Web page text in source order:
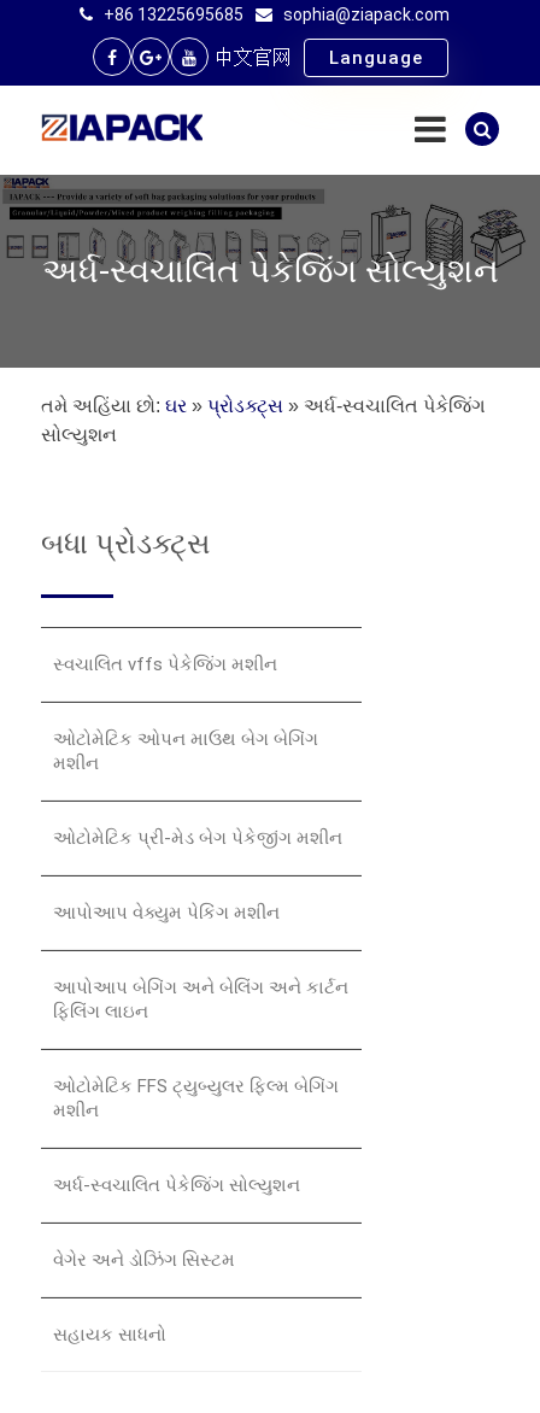
+86 13225695685 sophia@ziapack.com
中文官网 Language
અર્ધ-સ્વચાલિત પેકેજિંગ સોલ્યુશન
તમે અહિંયા છો: ઘર » પ્રોડક્ટ્સ » અર્ધ-સ્વચાલિત પેકેજિંગ
સોલ્યુશન
બધા પ્રોડક્ટ્સ
સ્વચાલિત vffs પેકેજિંગ મશીન
ઓટોમેટિક ઓપન માઉથ બેગ બેગિંગ
મશીન
ઓટોમેટિક પ્રી-મેડ બેગ પેકેજીંગ મશીન
આપોઆપ વેક્યુમ પેકિંગ મશીન
આપોઆપ બેગિંગ અને બેલિંગ અને કાર્ટન
ફિલિંગ લાઇન
ઓટોમેટિક FFS ટ્યુબ્યુલર ફિલ્મ બેગિંગ
મશીન
અર્ધ-સ્વચાલિત પેકેજિંગ સોલ્યુશન
વેગેર અને ડોઝિંગ સિસ્ટમ
સહાયક સાધનો